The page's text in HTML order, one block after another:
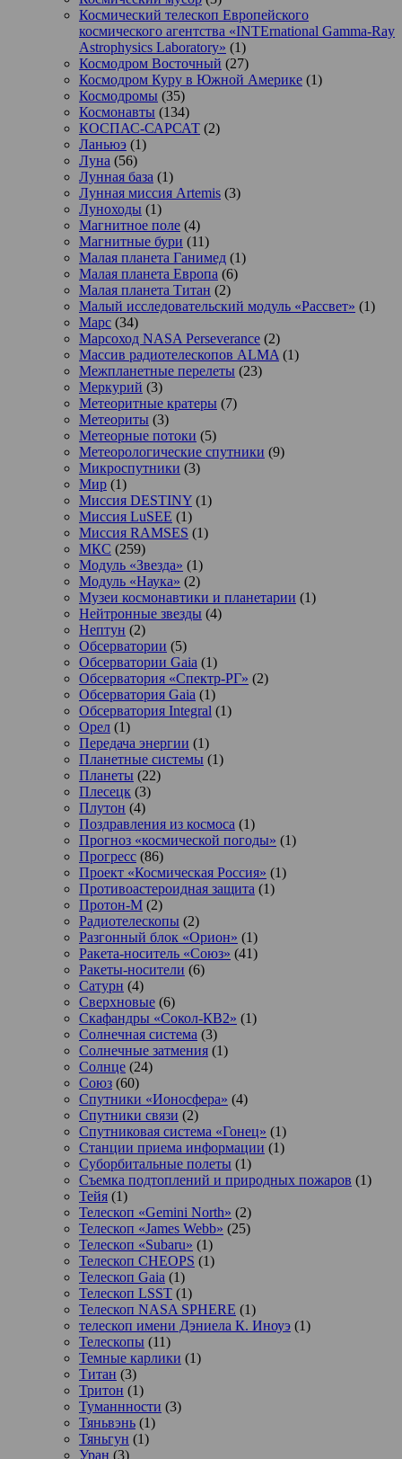
Космический телескоп Европейского
космического агентства «INTErnational Gamma-Ray
Astrophysics Laboratory» (1)
Космодром Восточный (27)
Космодром Куру в Южной Америке (1)
Космодромы (35)
Космонавты (134)
КОСПАС-САРСАТ (2)
Ланьюэ (1)
Луна (56)
Лунная база (1)
Лунная миссия Artemis (3)
Луноходы (1)
Магнитное поле (4)
Магнитные бури (11)
Малая планета Ганимед (1)
Малая планета Европа (6)
Малая планета Титан (2)
Малый исследовательский модуль «Рассвет» (1)
Марс (34)
Марсоход NASA Perseverance (2)
Массив радиотелескопов ALMA (1)
Межпланетные перелеты (23)
Меркурий (3)
Метеоритные кратеры (7)
Метеориты (3)
Метеорные потоки (5)
Метеорологические спутники (9)
Микроспутники (3)
Мир (1)
Миссия DESTINY (1)
Миссия LuSEE (1)
Миссия RAMSES (1)
МКС (259)
Модуль «Звезда» (1)
Модуль «Наука» (2)
Музеи космонавтики и планетарии (1)
Нейтронные звезды (4)
Нептун (2)
Обсерватории (5)
Обсерватории Gaia (1)
Обсерватория «Спектр-РГ» (2)
Обсерватория Gaia (1)
Обсерватория Integral (1)
Орел (1)
Передача энергии (1)
Планетные системы (1)
Планеты (22)
Плесецк (3)
Плутон (4)
Поздравления из космоса (1)
Прогноз «космической погоды» (1)
Прогресс (86)
Проект «Космическая Россия» (1)
Противоастероидная защита (1)
Протон-М (2)
Радиотелескопы (2)
Разгонный блок «Орион» (1)
Ракета-носитель «Союз» (41)
Ракеты-носители (6)
Сатурн (4)
Сверхновые (6)
Скафандры «Сокол-КВ2» (1)
Солнечная система (3)
Солнечные затмения (1)
Солнце (24)
Союз (60)
Спутники «Ионосфера» (4)
Спутники связи (2)
Спутниковая система «Гонец» (1)
Станции приема информации (1)
Суборбитальные полеты (1)
Съемка подтоплений и природных пожаров (1)
Тейя (1)
Телескоп «Gemini North» (2)
Телескоп «James Webb» (25)
Телескоп «Subaru» (1)
Телескоп CHEOPS (1)
Телескоп Gaia (1)
Телескоп LSST (1)
Телескоп NASA SPHERE (1)
телескоп имени Дэниела К. Иноуэ (1)
Телескопы (11)
Темные карлики (1)
Титан (3)
Тритон (1)
Туманнности (3)
Тяньвэнь (1)
Тяньгун (1)
Уран (3)